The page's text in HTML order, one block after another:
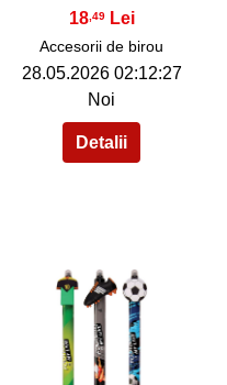
18 ,49
Accesorii de birou
28.05.2026 02:12:27
Noi
39